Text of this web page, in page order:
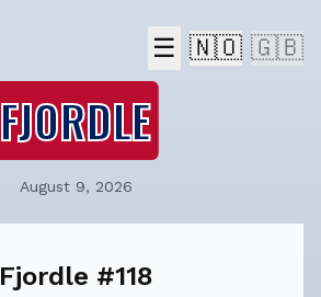
☰ 🇳🇴 🇬🇧
FJORDLE
August 9, 2026
Fjordle #118